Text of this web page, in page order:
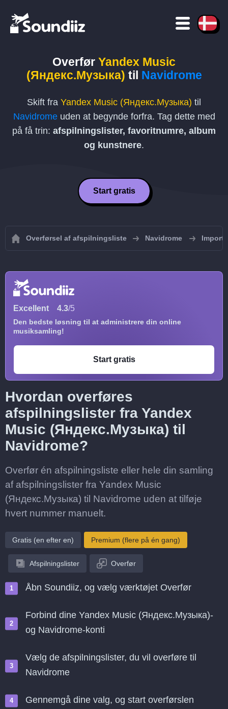
Overfør Yandex Music
(Яндекс.Музыка) til Navidrome
Skift fra Yandex Music (Яндекс.Музыка) til
Navidromeuden at begynde forfra. Tag dette med
på få trin: afspilningslister, favoritnumre, album
og kunstnere.
Start gratis
Overførsel af afspilningsliste Navidrome
Excellent 4.3/5
Den bedste løsning til at administrere din online
musiksamling!
Start gratis
Hvordan overføres
afspilningslister fra Yandex
Music (Яндекс.Музыка) til
Navidrome?
Overfør én afspilningsliste eller hele din samling
af afspilningslister fra Yandex Music
(Яндекс.Музыка) til Navidrome uden at tilføje
hvert nummer manuelt.
Gratis (en efter en) Premium (flere på én gang)
Afspilningslister Overfør
Åbn Soundiiz, og vælg værktøjet Overfør
Forbind dine Yandex Music (Яндекс.Музыка)-
og Navidrome-konti
Vælg de afspilningslister, du vil overføre til
Navidrome
Gennemgå dine valg, og start overførslen